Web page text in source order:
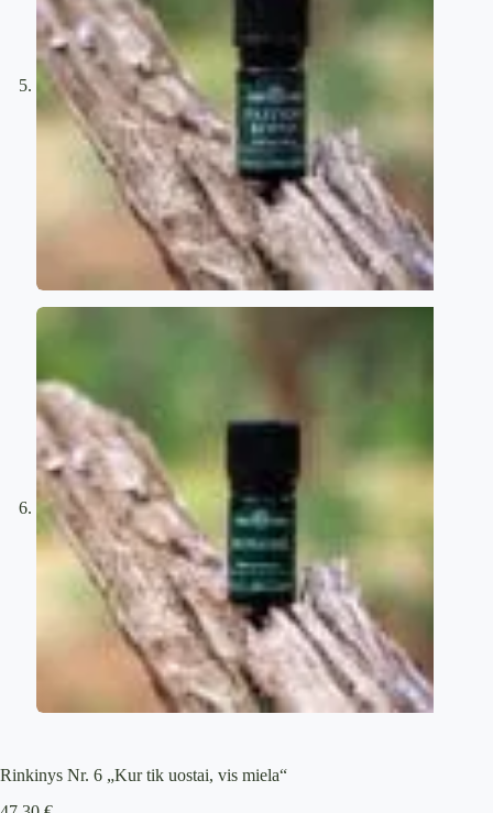
Rinkinys Nr. 6 „Kur tik uostai, vis miela“
NAUJIENLAIŠKĮ
Pirmieji sužinokite apie mūsų naujienas, būsimus
pasiūlymus ir artėjančius renginius!
PRENUMERUOJU